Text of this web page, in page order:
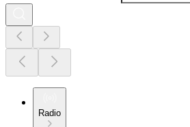
Radio